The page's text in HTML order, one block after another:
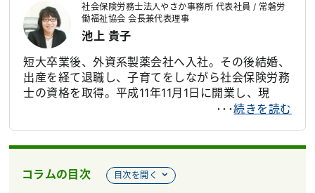
計、施工を行い、現場職人との交流から、安価で気
軽に加入できる労災保険の必要性を感じ、一人親方
労災保険組合を立ち上げる。現在は一般社団法人一
人親方労災保険組合代表理事として、労災保険特別
加入制度の健全な普及に努めている
社会保険労務士法人やさか事務所 代表社員 / 常磐労
働福祉協会 会長兼代表理事
池上 貴子
短大卒業後、外資系製薬会社へ入社。その後結婚、
出産を経て退職し、子育てをしながら社会保険労務
士の資格を取得。平成11年11月1日に開業し、現
職。また、令和4年4月1日より常磐労働福祉協会の
中小企業においてはまだまだ法令順守がされていな
いことを知り、カルチャーショックを受け、知らな
･･･続きを読む
コラムの目次 目次を開く